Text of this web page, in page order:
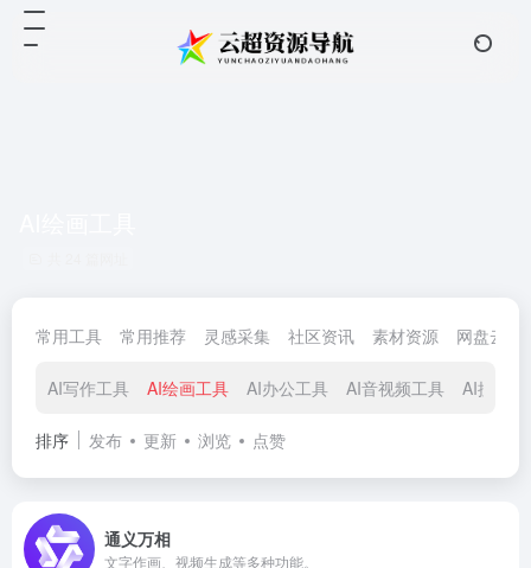
常用工具 常用推荐 灵感采集 社区资讯 素材资源 网盘云储
AI写作工具 AI绘画工具 AI办公工具 AI音视频工具 AI搜索
排序 发布 更新 浏览 点赞
通义万相
文字作画、视频生成等多种功能。